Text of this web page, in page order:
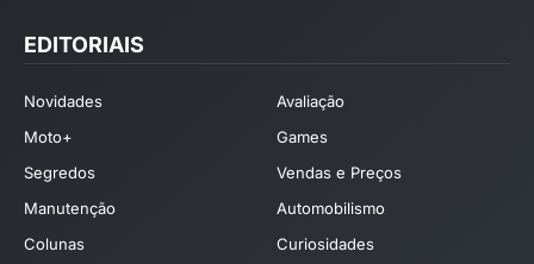
EDITORIAIS
Novidades
Avaliação
Moto+
Games
Segredos
Vendas e Preços
Manutenção
Automobilismo
Colunas
Curiosidades